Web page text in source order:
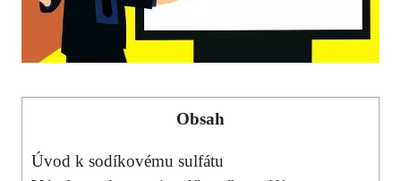
Obsah
Úvod k sodíkovému sulfátu